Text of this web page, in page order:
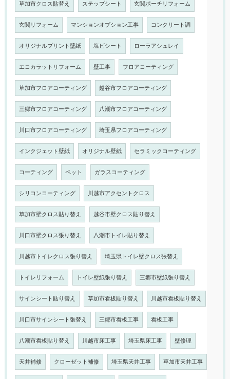
草加市クロス貼替え ステップシート 玄関ポーチリフォーム
玄関リフォーム マンションオプション工事 コンクリート調
オリジナルプリント壁紙 塩ビシート ローラアシュレイ
エコカラットリフォーム 壁工事 フロアコーティング
草加市フロアコーティング 越谷市フロアコーティング
三郷市フロアコーティング 八潮市フロアコーティング
川口市フロアコーティング 埼玉県フロアコーティング
インクジェット壁紙 オリジナル壁紙 セラミックコーティング
コーティング ペット ガラスコーティング
シリコンコーティング 川越市アクセントクロス
草加市壁クロス貼り替え 越谷市壁クロス貼り替え
川口市壁クロス張り替え 八潮市トイレ貼り替え
川越市トイレクロス張り替え 埼玉県トイレ壁クロス張替え
トイレリフォーム トイレ壁紙張り替え 三郷市壁紙張り替え
サインシート貼り替え 草加市看板貼り替え 川越市看板貼り替え
川口市サインシート張替え 三郷市看板工事 看板工事
八潮市看板貼り替え 川越市床工事 埼玉県床工事 壁修理
天井補修 クローゼット補修 埼玉県天井工事 草加市天井工事